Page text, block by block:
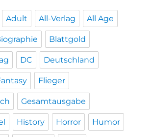
Adult All-Verlag All Age
Blattgold
DC Deutschland
Flieger
Gesamtausgabe
History Horror Humor